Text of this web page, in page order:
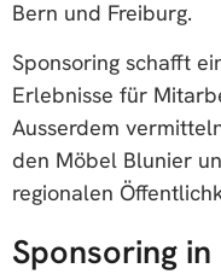
Bern und Freiburg.
Sponsoring schafft
Erlebnisse für
Ausserdem
den Möbel Blunier
regionalen
Sponsoring